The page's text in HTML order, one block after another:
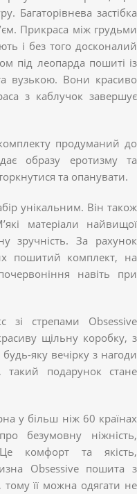
Багаторівнева застібка
Прикраса між грудьми
і без того досконалий
під леопарда пошиті із
Вони красиво
з каблучок завершує
продуманий до
образу еротизму та
та опанувати.
унікальним. Він також
матеріали найвищої
зручність. За рахунок
пошитий комплект, на
навіть при
зі стрепами Obsessive
щільну коробку, з
яку вечірку з нагоди
подарунок стане
у більш ніж 60 країнах
безумовну ніжність,
Це комфорт та якість,
Obsessive пошита з
тому її можна одягати не